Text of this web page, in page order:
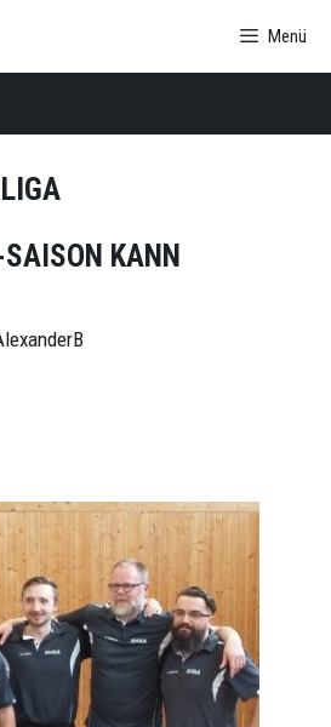
Menü
KANN